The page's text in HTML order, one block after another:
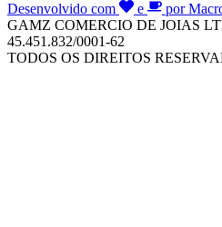
Desenvolvido com e
por
GAMZ COMERCIO DE JOIAS
45.451.832/0001-62
TODOS OS DIREITOS